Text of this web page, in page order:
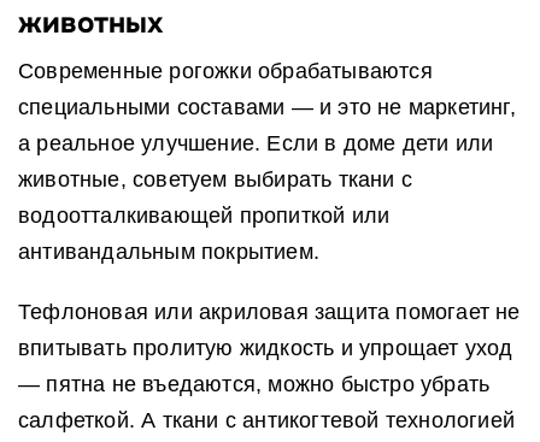
животных
Современные рогожки обрабатываются
специальными составами — и это не маркетинг,
а реальное улучшение. Если в доме дети или
животные, советуем выбирать ткани с
водоотталкивающей пропиткой или
антивандальным покрытием.
Тефлоновая или акриловая защита помогает не
впитывать пролитую жидкость и упрощает уход
— пятна не въедаются, можно быстро убрать
салфеткой. А ткани с антикогтевой технологией